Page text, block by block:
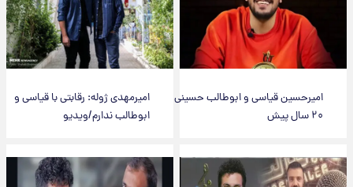
امیرحسین قیاسی و ابوطالب حسینی
۲۰ سال پیش
امیرمهدی ژوله: رقابتی با قیاسی و
ابوطالب ندارم/ویدیو